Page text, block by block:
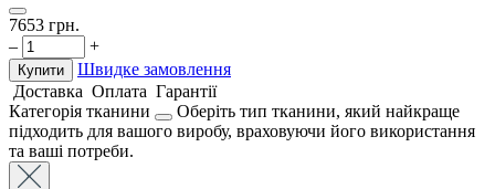
7653 грн.
–
+
Купити
Швидке замовлення
Доставка Оплата Гарантії
Категорія тканини
Оберіть тип тканини, який найкраще
підходить для вашого виробу, враховуючи його використання
та ваші потреби.